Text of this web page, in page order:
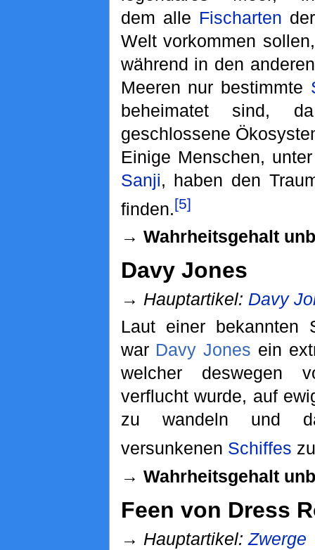
dem alle Fischarten der
Welt vorkommen sollen,
während in den anderen
Meeren nur bestimmte
beheimatet sind,
geschlossene
Einige Menschen,
Sanji, haben den
finden.[5]
→ Wahrheitsgehalt
Davy Jones
→ Hauptartikel: Davy
Laut einer bekannten
war Davy Jones ein
welcher deswegen
verflucht wurde, auf
zu wandeln und
versunkenen Schiffes
→ Wahrheitsgehalt
Feen von Dress
→ Hauptartikel:Zwerge